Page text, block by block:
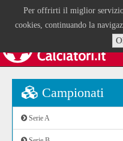
Per offrirti il miglior
cookies, continuando la
Campionati
Serie A